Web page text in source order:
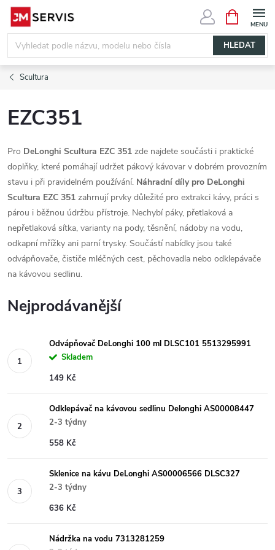
Přejít
obsah
HLEDAT
NÁKUPNÍ
KOŠÍK
Scultura
EZC351
Pro DeLonghi Scultura EZC 351 zde najdete součásti i praktické
doplňky, které pomáhají udržet pákový kávovar v dobrém provozním
stavu i při pravidelném používání. Náhradní díly pro DeLonghi
Scultura EZC 351 zahrnují prvky důležité pro extrakci kávy, práci s
párou i běžnou údržbu přístroje. Nechybí páky, přetlaková a
nepřetlaková sítka, varianty na pody, těsnění, nádoby na vodu,
odkapní mřížky ani parní trysky. Součástí nabídky jsou také
odvápňovače, čističe mléčných cest, pěchovadla nebo odklepávače
na kávovou sedlinu.
Nejprodávanější
Odvápňovač DeLonghi 100 ml DLSC101 5513295991
Skladem
149 Kč
Odklepávač na kávovou sedlinu Delonghi AS00008447
2-3 týdny
558 Kč
Sklenice na kávu DeLonghi AS00006566 DLSC327
2-3 týdny
636 Kč
Nádržka na vodu 7313281259